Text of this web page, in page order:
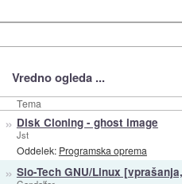
Vredno ogleda ...
Tema
» Disk Cloning - ghost image
Jst
Oddelek: Programska oprema
» Slo-Tech GNU/Linux